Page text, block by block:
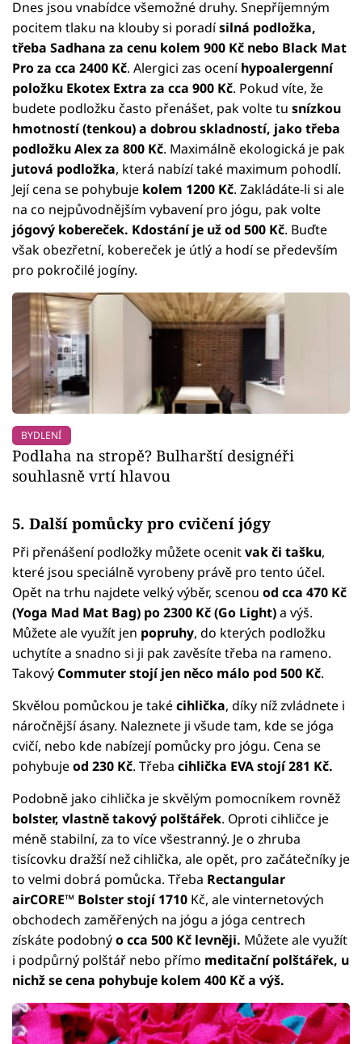
Dnes jsou vnabídce všemožné druhy. Snepříjemným
pocitem tlaku na klouby si poradísilná podložka,
třeba Sadhana za cenu kolem 900 Kč nebo Black Mat
Pro za cca 2400 Kč. Alergici zas oceníhypoalergenní
položku Ekotex Extra za cca 900 Kč. Pokud víte, že
budete podložku často přenášet, pak volte tu snízkou
hmotností (tenkou) a dobrou skladností, jako třeba
podložku Alex za 800 Kč. Maximálně ekologická je pak
jutová podložka, která nabízí také maximum pohodlí.
Její cena se pohybuje kolem 1200 Kč. Zakládáte-li si ale
na co nejpůvodnějším vybavení pro jógu, pak volte
jógový kobereček. Kdostání je už od 500 Kč. Buďte
však obezřetní, kobereček je útlý a hodí se především
pro pokročilé jogíny.
BYDLENÍ
Podlaha na stropě? Bulharští designéři
souhlasně vrtí hlavou
5. Další pomůcky pro cvičení jógy
Při přenášení podložky můžete ocenitvak či tašku,
které jsou speciálně vyrobeny právě pro tento účel.
Opět na trhu najdete velký výběr, scenou od cca 470 Kč
(Yoga Mad Mat Bag) po 2300 Kč (Go Light)a výš.
Můžete ale využít jen popruhy, do kterých podložku
uchytíte a snadno si ji pak zavěsíte třeba na rameno.
Takový Commuter stojí jen něco málo pod 500 Kč.
Skvělou pomůckou je takécihlička, díky níž zvládnete i
náročnější ásany. Naleznete ji všude tam, kde se jóga
cvičí, nebo kde nabízejí pomůcky pro jógu. Cena se
pohybujeod 230 Kč. Třeba cihlička EVA stojí 281 Kč.
Podobně jako cihlička je skvělým pomocníkem rovněž
bolster, vlastně takový polštářek. Oproti cihličce je
méně stabilní, za to více všestranný. Je o zhruba
tisícovku dražší než cihlička, ale opět, pro začátečníky je
to velmi dobrá pomůcka. Třeba Rectangular
airCORE™ Bolster stojí 1710 Kč, ale vinternetových
obchodech zaměřených na jógu a jóga centrech
získáte podobnýo cca 500 Kč levněji. Můžete ale využít
i podpůrný polštář nebo přímo meditační polštářek, u
nichž se cena pohybuje kolem 400 Kč a výš.